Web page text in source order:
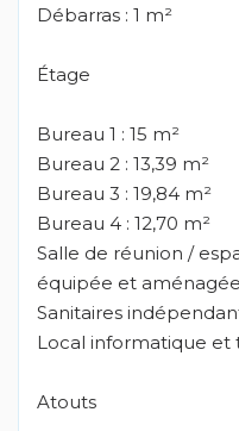
Débarras : 1 m²
Étage
Bureau 1 : 15 m²
Bureau 2 : 13,39 m²
Bureau 3 : 19,84 m²
Bureau 4 : 12,70 m²
Salle de réunion /
équipée et
Sanitaires
Local informatique et
Atouts